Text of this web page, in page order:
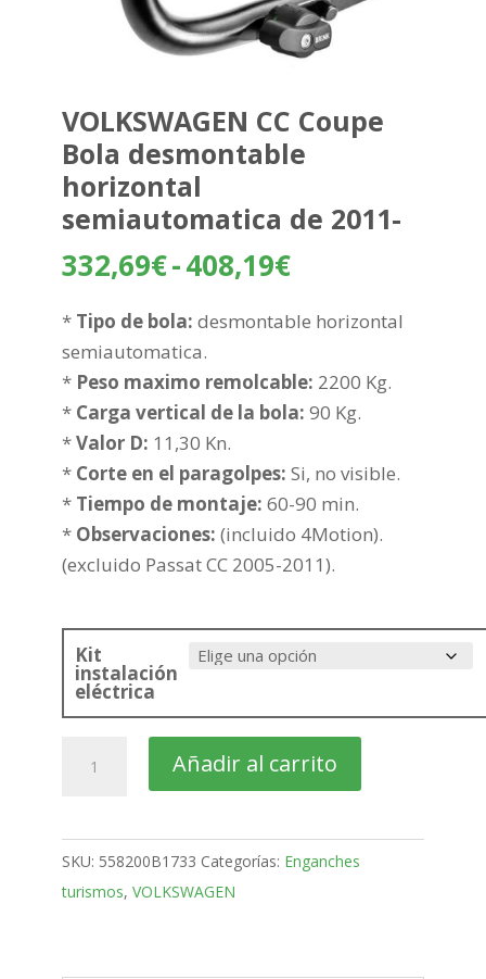
VOLKSWAGEN CC Coupe
Bola desmontable
horizontal
semiautomatica de 2011-
332,69€-408,19€Rango
precios:
332,69€
hasta
* Tipo de bola: desmontable horizontal
semiautomatica.
* Peso maximo remolcable: 2200 Kg.
* Carga vertical de la bola: 90 Kg.
*Valor D: 11,30 Kn.
* Corte en el paragolpes: Si, no visible.
* Tiempo de montaje: 60-90 min.
* Observaciones: (incluido 4Motion).
(excluido Passat CC 2005-2011).
Kit
instalación
eléctrica
VOLKSWAGEN
Bola
desmontable
horizontal
Añadir al carrito
SKU: 558200B1733 Categorías: Enganches
turismos, VOLKSWAGEN